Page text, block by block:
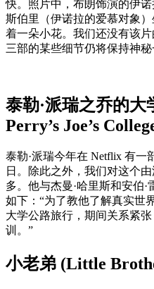
快。照片中，布朗饰演的伊
斯伯里（伊诺拉的爱慕对象
着一朵小花。我们还没有该
三部的某些细节仍将保持神秘
泰勒·派瑞之乔的
Perry’s Joe’s
泰勒·派瑞今年在 Netflix 有一
日。除此之外，我们对这个
多。他与杰曼·哈里斯和安伯
如下：“为了教他了解真实世
大学公路旅行，期间关系紧
训。”
小老弟 (Little